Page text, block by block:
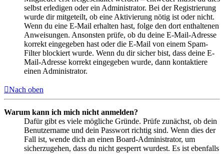
selbst erledigen oder ein Administrator. Bei der Registrierung
wurde dir mitgeteilt, ob eine Aktivierung nötig ist oder nicht.
Wenn du eine E-Mail erhalten hast, folge den dort enthaltenen
Anweisungen. Ansonsten prüfe, ob du deine E-Mail-Adresse
korrekt eingegeben hast oder die E-Mail von einem Spam-
Filter blockiert wurde. Wenn du dir sicher bist, dass deine E-
Mail-Adresse korrekt eingegeben wurde, dann kontaktiere
einen Administrator.
Nach oben
Warum kann ich mich nicht anmelden?
Dafür gibt es viele mögliche Gründe. Prüfe zunächst, ob dein
Benutzername und dein Passwort richtig sind. Wenn dies der
Fall ist, wende dich an einen Board-Administrator, um
sicherzugehen, dass du nicht gesperrt wurdest. Es ist ebenfalls